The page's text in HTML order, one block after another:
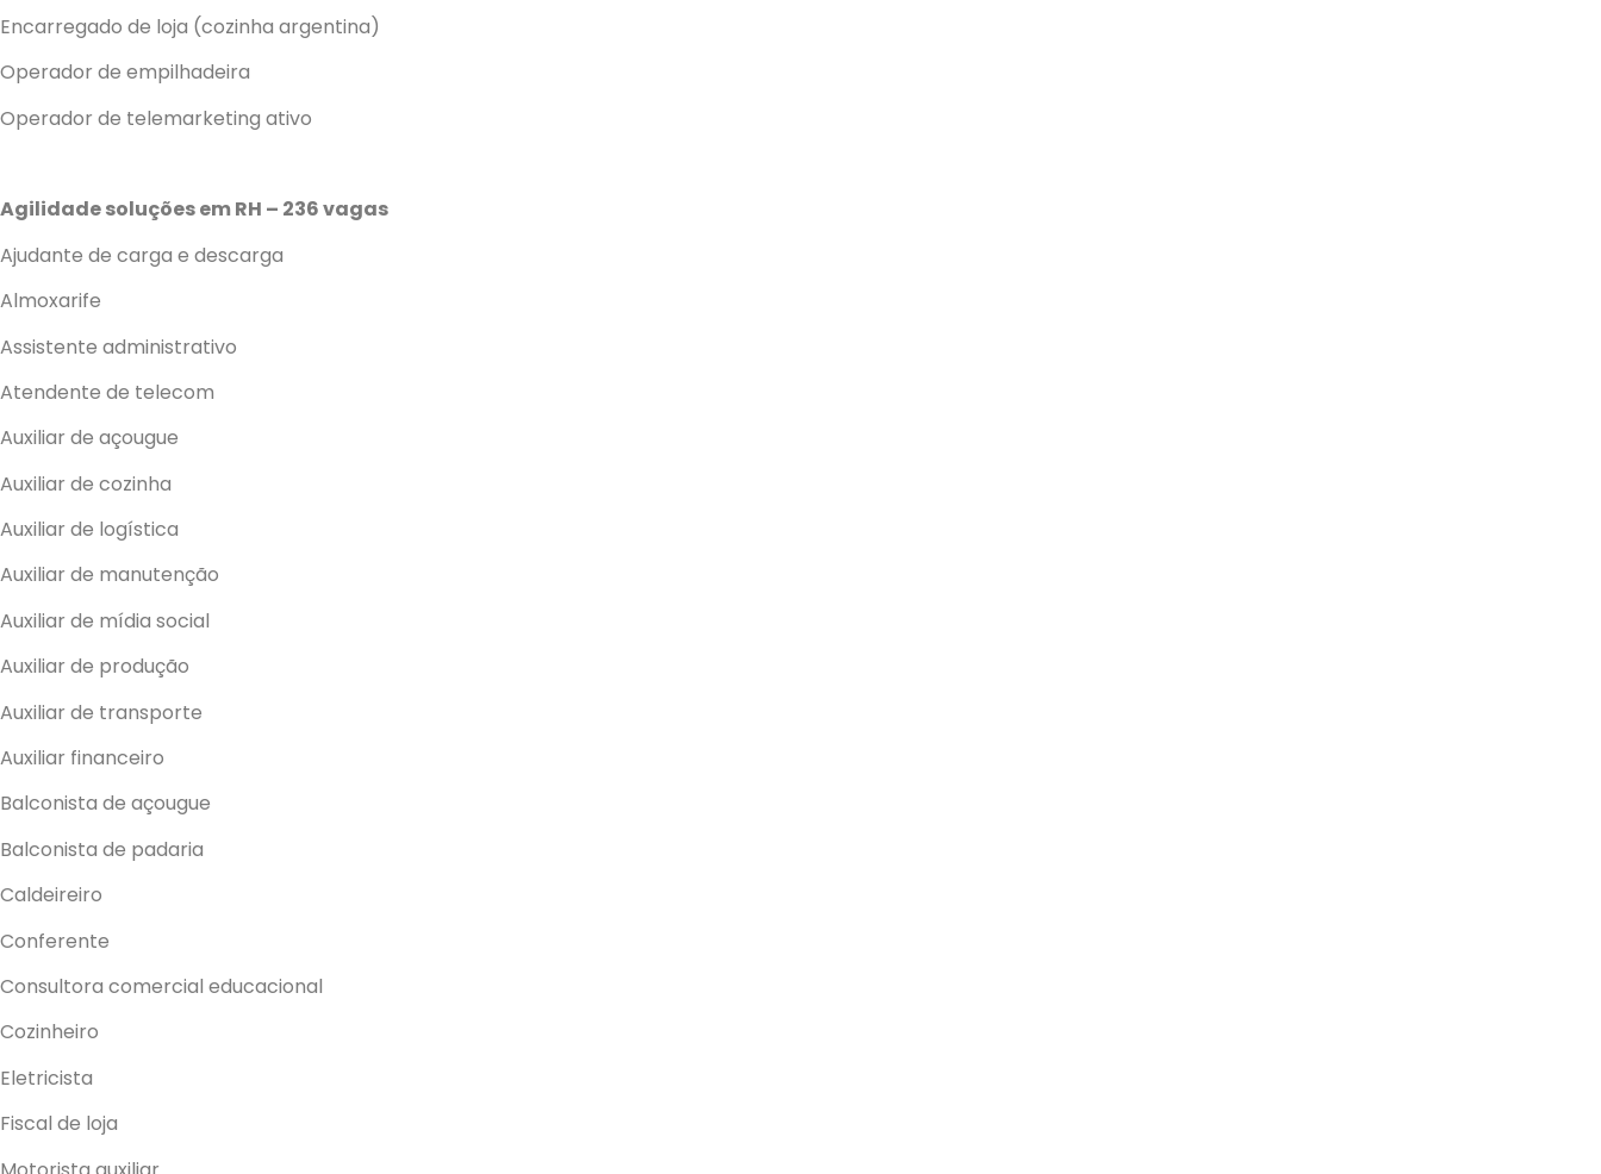
Encarregado de loja (cozinha argentina)
Operador de empilhadeira
Operador de telemarketing ativo
Agilidade soluções em RH – 236 vagas
Ajudante de carga e descarga
Almoxarife
Assistente administrativo
Atendente de telecom
Auxiliar de açougue
Auxiliar de cozinha
Auxiliar de logística
Auxiliar de manutenção
Auxiliar de mídia social
Auxiliar de produção
Auxiliar de transporte
Auxiliar financeiro
Balconista de açougue
Balconista de padaria
Caldeireiro
Conferente
Consultora comercial educacional
Cozinheiro
Eletricista
Fiscal de loja